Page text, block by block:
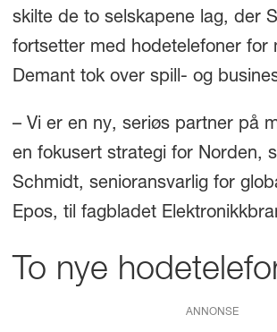
skilte de to selskapene lag, der
fortsetter med hodetelefoner for
Demant tok over spill- og
– Vi er en ny, seriøs partner på
en fokusert strategi for Norden,
Schmidt, senioransvarlig for
Epos, til fagbladet
To nye
ANNONSE